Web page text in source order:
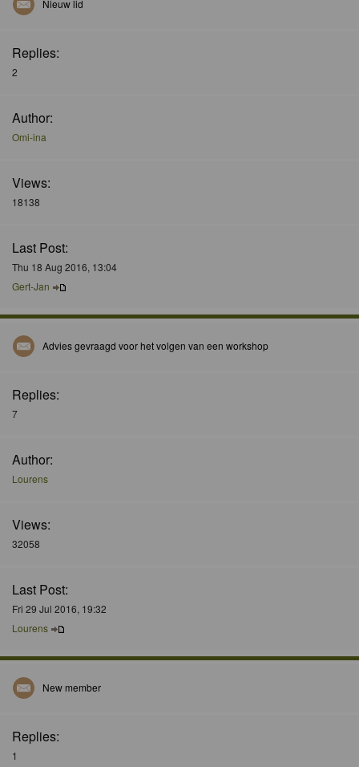
Nieuw lid
Replies:
2
Author:
Omi-ina
Views:
18138
Last Post:
Thu 18 Aug 2016, 13:04
Gert-Jan
Advies gevraagd voor het volgen van een workshop
Replies:
7
Author:
Lourens
Views:
32058
Last Post:
Fri 29 Jul 2016, 19:32
Lourens
New member
Replies:
1